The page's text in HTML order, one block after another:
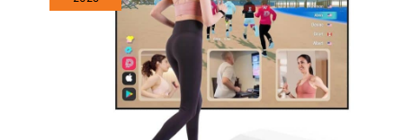
de transport. Se glisse sous
n'importe quel canapé ou
derrière une porte, pour un
salon toujours bien rangé. Idéal
pour les personnes disposant
de peu de temps et d'espace,
mais qui souhaitent tout de
même faire de l'exercice.